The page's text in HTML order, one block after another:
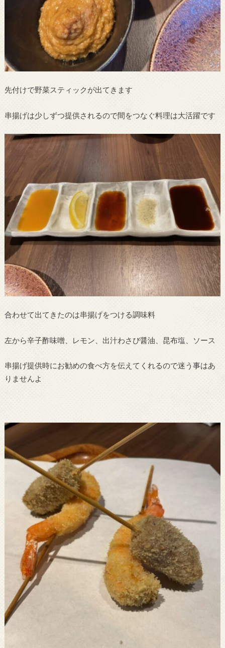
先付けで野菜スティックが出てきます
串揚げは少しずつ提供されるので間をつなぐ料理は大活躍です
合わせて出てきたのは串揚げをつける調味料
左から辛子酢味噌、レモン、出汁わさび醤油、昆布塩、ソース
串揚げ提供時にお勧めの食べ方を伝えてくれるので迷う事はあ
りませんよ